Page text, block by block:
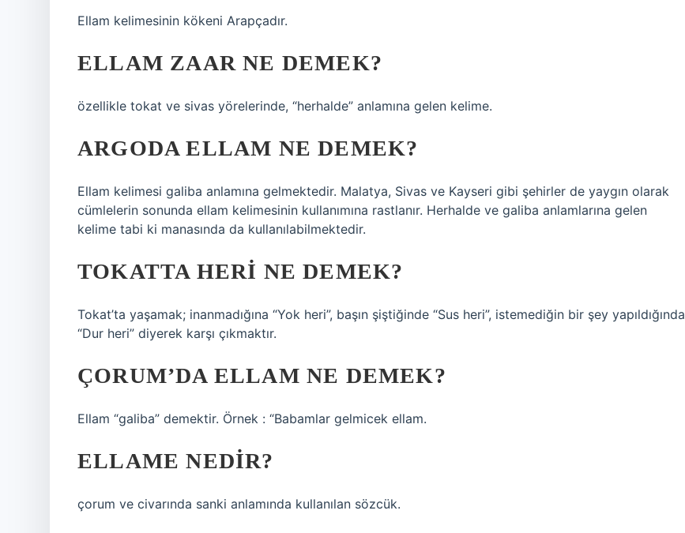
Ellam kelimesinin kökeni Arapçadır.
ELLAM ZAAR NE DEMEK?
özellikle tokat ve sivas yörelerinde, “herhalde” anlamına gelen kelime.
ARGODA ELLAM NE DEMEK?
Ellam kelimesi galiba anlamına gelmektedir. Malatya, Sivas ve Kayseri gibi şehirler de yaygın olarak
cümlelerin sonunda ellam kelimesinin kullanımına rastlanır. Herhalde ve galiba anlamlarına gelen
kelime tabi ki manasında da kullanılabilmektedir.
TOKATTA HERI NE DEMEK?
Tokat’ta yaşamak; inanmadığına “Yok heri”, başın şiştiğinde “Sus heri”, istemediğin bir şey yapıldığında
“Dur heri” diyerek karşı çıkmaktır.
ÇORUM’DA ELLAM NE DEMEK?
Ellam “galiba” demektir. Örnek : “Babamlar gelmicek ellam.
ELLAME NEDIR?
çorum ve civarında sanki anlamında kullanılan sözcük.